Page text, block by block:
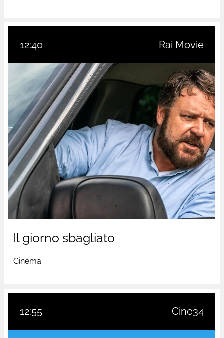
12:40 Rai Movie
Il giorno sbagliato
Cinema
12:55 Cine34